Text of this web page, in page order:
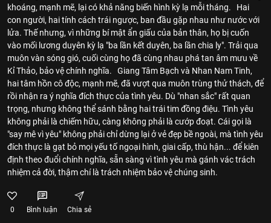
khoáng, mạnh mẽ, lại có khả năng biến hình kỳ lạ mỗi tháng. Hai
con người, hai tính cách trái ngược, ban đầu gặp nhau như nước với
lửa. Thế nhưng, vì những bí mật ẩn giấu của bản thân, họ bị cuốn
vào mối lương duyên kỳ lạ "ba lần kết duyên, ba lần chia ly". Trải qua
muôn vàn sóng gió, cuối cùng họ đã cùng nhau phá tan âm mưu về
Kỉ Thảo, bảo vệ chính nghĩa. Giang Tâm Bạch và Nhan Nam Tinh,
hai tâm hồn cô độc, mạnh mẽ, đã vượt qua muôn trùng thử thách, để
rồi nhận ra ý nghĩa đích thực của tình yêu. Dù "nhan sắc" rất quan
trọng, nhưng không thể sánh bằng hai trái tim đồng điệu. Tình yêu
không phải là chiếm hữu, càng không phải là cướp đoạt. Cái gọi là
"say mê vì yêu" không phải chỉ dừng lại ở vẻ đẹp bề ngoài, mà tình yêu
đích thực là gạt bỏ mọi yếu tố ngoại hình, giai cấp, thù hận... để kiên
định theo đuổi chính nghĩa, sẵn sàng vì tình yêu mà gánh vác trách
nhiệm cả đời, thậm chí là trách nhiệm bảo vệ chúng sinh.
0 Bình luận Chia sẻ